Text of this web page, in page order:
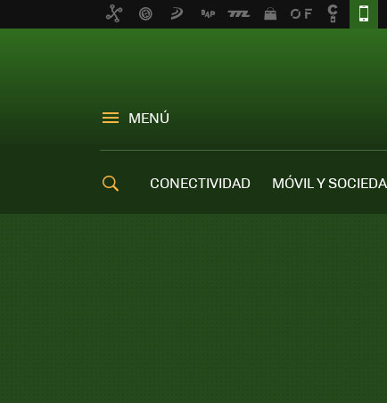
MENÚ
CONECTIVIDAD MÓVIL Y